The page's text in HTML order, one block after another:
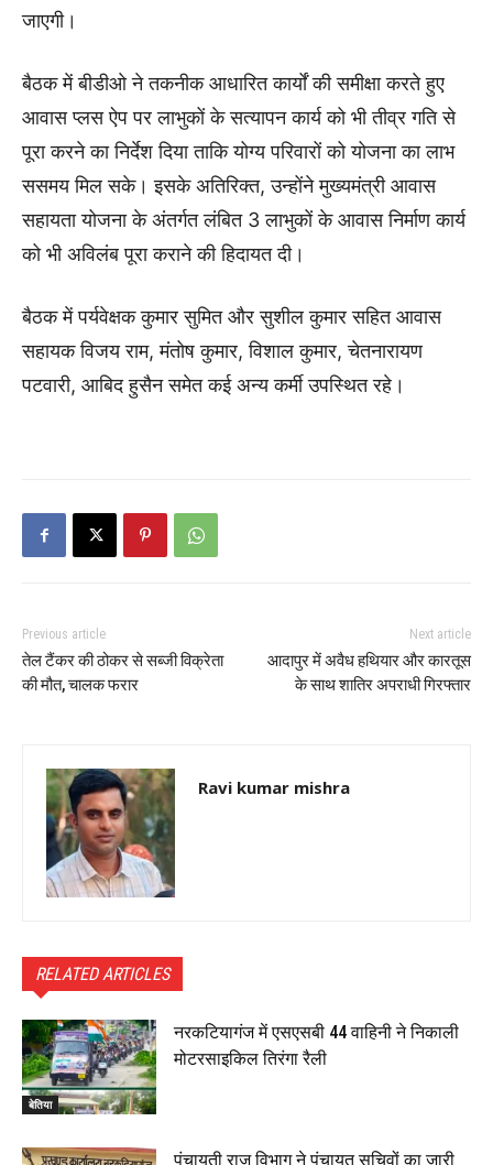
जाएगी।
बैठक में बीडीओ ने तकनीक आधारित कार्यों की समीक्षा करते हुए
आवास प्लस ऐप पर लाभुकों के सत्यापन कार्य को भी तीव्र गति से
पूरा करने का निर्देश दिया ताकि योग्य परिवारों को योजना का लाभ
ससमय मिल सके। इसके अतिरिक्त, उन्होंने मुख्यमंत्री आवास
सहायता योजना के अंतर्गत लंबित 3 लाभुकों के आवास निर्माण कार्य
को भी अविलंब पूरा कराने की हिदायत दी।
बैठक में पर्यवेक्षक कुमार सुमित और सुशील कुमार सहित आवास
सहायक विजय राम, मंतोष कुमार, विशाल कुमार, चेतनारायण
पटवारी, आबिद हुसैन समेत कई अन्य कर्मी उपस्थित रहे।
Previous article
तेल टैंकर की ठोकर से सब्जी विक्रेता
की मौत, चालक फरार
Next article
आदापुर में अवैध हथियार और कारतूस
के साथ शातिर अपराधी गिरफ्तार
Ravi kumar mishra
RELATED ARTICLES
बेतिया
नरकटियागंज में एसएसबी 44 वाहिनी ने निकाली
मोटरसाइकिल तिरंगा रैली
पंचायती राज विभाग ने पंचायत सचिवों का जारी